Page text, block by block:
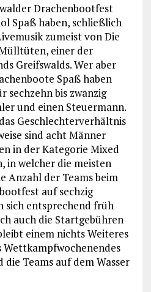
Drachenbootfest
Spaß haben, schließlich
zumeist von Die
einer der
Greifswalds. Wer aber
Spaß haben
sechzehn bis zwanzig
und einen Steuermann.
Geschlechterverhältnis
sind acht Männer
in der Kategorie Mixed
in welcher die meisten
Anzahl der Teams beim
auf sechzig
entsprechend früh
auch die Startgebühren
einem nichts Weiteres
Wettkampfwochenendes
Teams auf dem Wasser